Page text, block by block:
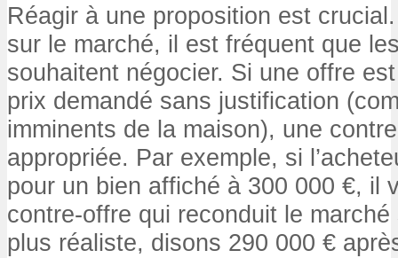
Réagir à une proposition est
sur le marché, il est fréquent que
souhaitent négocier. Si une offre
prix demandé sans justification
imminents de la maison), une
appropriée. Par exemple, si
pour un bien affiché à 300 000 €, il
contre-offre qui reconduit le
plus réaliste, disons 290 000 €